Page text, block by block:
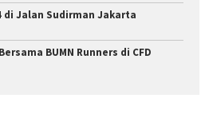
di Jalan Sudirman Jakarta
BUMN Runners di CFD